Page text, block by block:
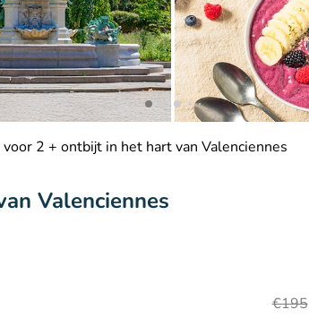
2 + ontbijt in het hart van Valenciennes
Valenciennes
€195